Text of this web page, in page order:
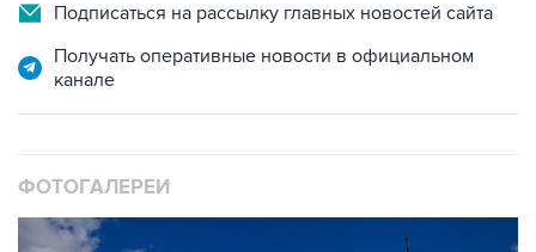
Подписаться на рассылку главных новостей сайта
Получать оперативные новости в официальном
канале
ФОТОГАЛЕРЕИ